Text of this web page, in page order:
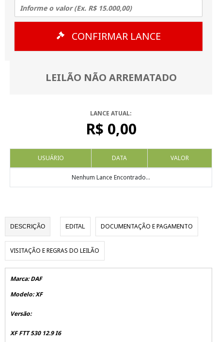
CONFIRMAR LANCE
LEILÃO NÃO ARREMATADO
LANCE ATUAL:
R$ 0,00
USUÁRIO DATA VALOR
Nenhum Lance Encontrado...
DESCRIÇÃO EDITAL DOCUMENTAÇÃO E PAGAMENTO
VISITAÇÃO E REGRAS DO LEILÃO
Marca: DAF
Modelo: XF
Versão:
XF FTT 530 12.9 I6